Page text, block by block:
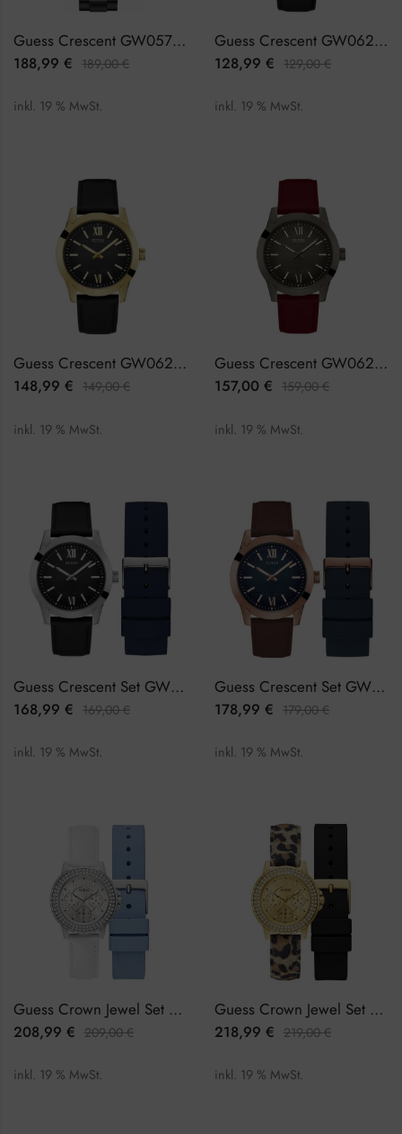
Guess Crescent GW0574G3 Herrenuhr
188,99 € 189,00€
inkl. 19 % MwSt.
Guess Crescent GW0628G1 Herrenuhr
128,99 € 129,00€
inkl. 19 % MwSt.
Guess Crescent GW0628G2 Herrenuhr
148,99 € 149,00€
inkl. 19 % MwSt.
Guess Crescent GW0628G4 Herrenuhr
157,00 € 159,00€
inkl. 19 % MwSt.
Guess Crescent Set GW0630G1 Herrenuhr
168,99 € 169,00€
inkl. 19 % MwSt.
Guess Crescent Set GW0630G3 Herrenuhr
178,99 € 179,00€
inkl. 19 % MwSt.
Guess Crown Jewel Set GW0660L1 Damenuhr
208,99 € 209,00€
inkl. 19 % MwSt.
Guess Crown Jewel Set GW0660L2 Damenuhr
218,99 € 219,00€
inkl. 19 % MwSt.